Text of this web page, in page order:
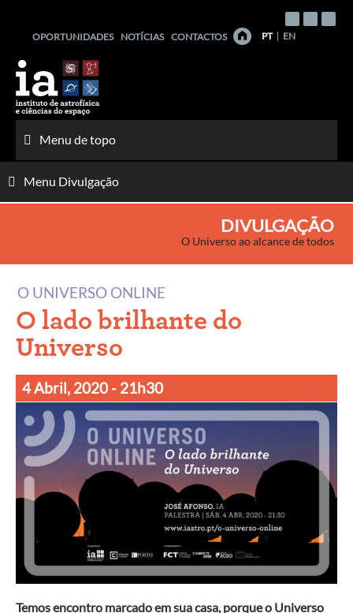
conteúdo
OPORTUNIDADES NOTÍCIAS CONTACTOS PT EN
Menu de topo
Menu Divulgação
DIVULGAÇÃO
O Universo ao alcance de todos
O UNIVERSO ONLINE
O lado brilhante do
Universo
4 Abril, 2020- 21h30
Temos encontro marcado em sua casa, porque o Universo